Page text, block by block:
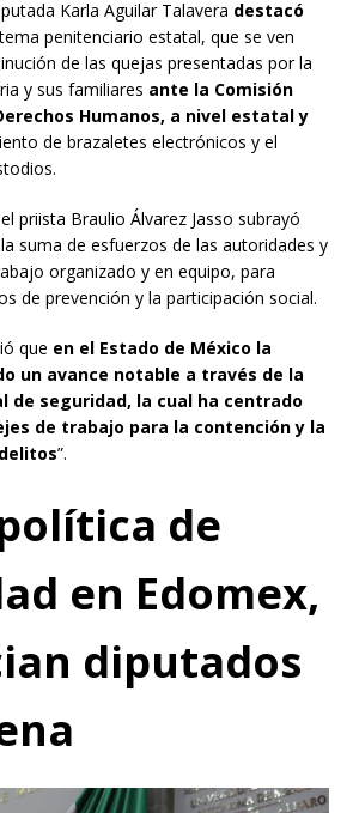
Karla Aguilar Talavera destacó
penitenciario estatal, que se ven
de las quejas presentadas por la
y sus familiares ante la Comisión
Humanos, a nivel estatal y
de brazaletes electrónicos y el
priista Braulio Álvarez Jasso subrayó
suma de esfuerzos de las autoridades y
organizado y en equipo, para
de prevención y la participación social.
que en el Estado de México la
un avance notable a través de la
seguridad, la cual ha centrado
de trabajo para la contención y la
”.
de
en Edomex,
diputados